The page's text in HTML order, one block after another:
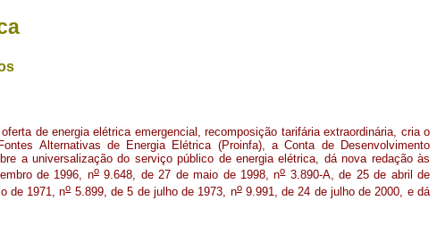
de energia elétrica emergencial, recomposição tarifária extraordinária, cria o
Alternativas de Energia Elétrica (Proinfa), a Conta de Desenvolvimento
a universalização do serviço público de energia elétrica, dá nova redação às
de 1996, no9.648, de 27 de maio de 1998, no3.890-A, de 25 de abril de
de 1971, no5.899, de 5 de julho de 1973, no9.991, de 24 de julho de 2000, e dá